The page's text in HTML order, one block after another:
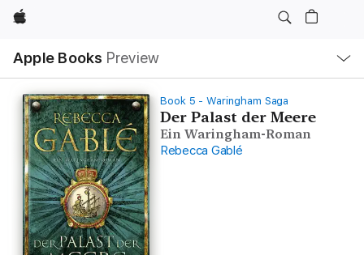
Apple
Apple Books Preview
Nav
Open
Menu
Book 5 - Waringham Saga
Der Palast der Meere
Ein Waringham-Roman
Rebecca Gablé